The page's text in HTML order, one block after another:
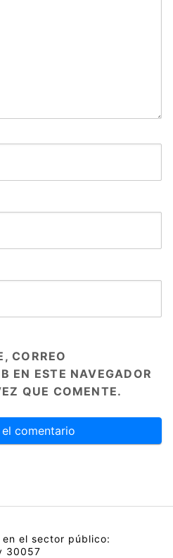
CORREO
EN ESTE NAVEGADOR
QUE COMENTE.
el sector público:
30057